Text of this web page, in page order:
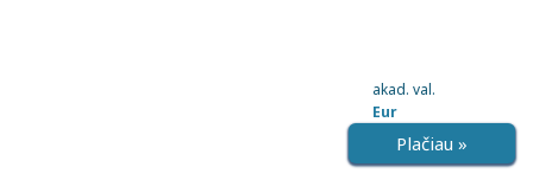
akad. val.
Eur
Plačiau »